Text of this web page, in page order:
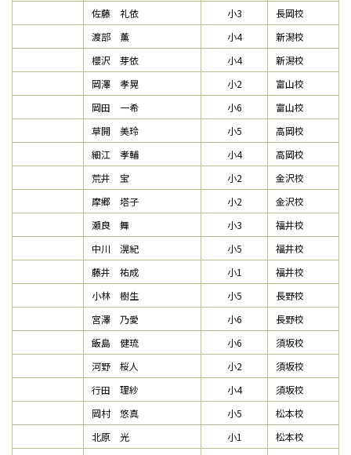
佐藤 礼依
小3
長岡校
渡部 薫
小4
新潟校
櫻沢 芽依
小4
新潟校
岡澤 孝晃
小2
富山校
岡田 一希
小6
富山校
草開 美玲
小5
高岡校
細江 孝輔
小4
高岡校
荒井 宝
小2
金沢校
摩郷 塔子
小2
金沢校
瀬良 舞
小3
福井校
中川 滉紀
小5
福井校
藤井 祐成
小1
福井校
小林 樹生
小5
長野校
宮澤 乃愛
小6
長野校
飯島 健琉
小6
須坂校
河野 桜人
小2
須坂校
行田 理紗
小4
須坂校
岡村 悠真
小5
松本校
北原 光
小1
松本校